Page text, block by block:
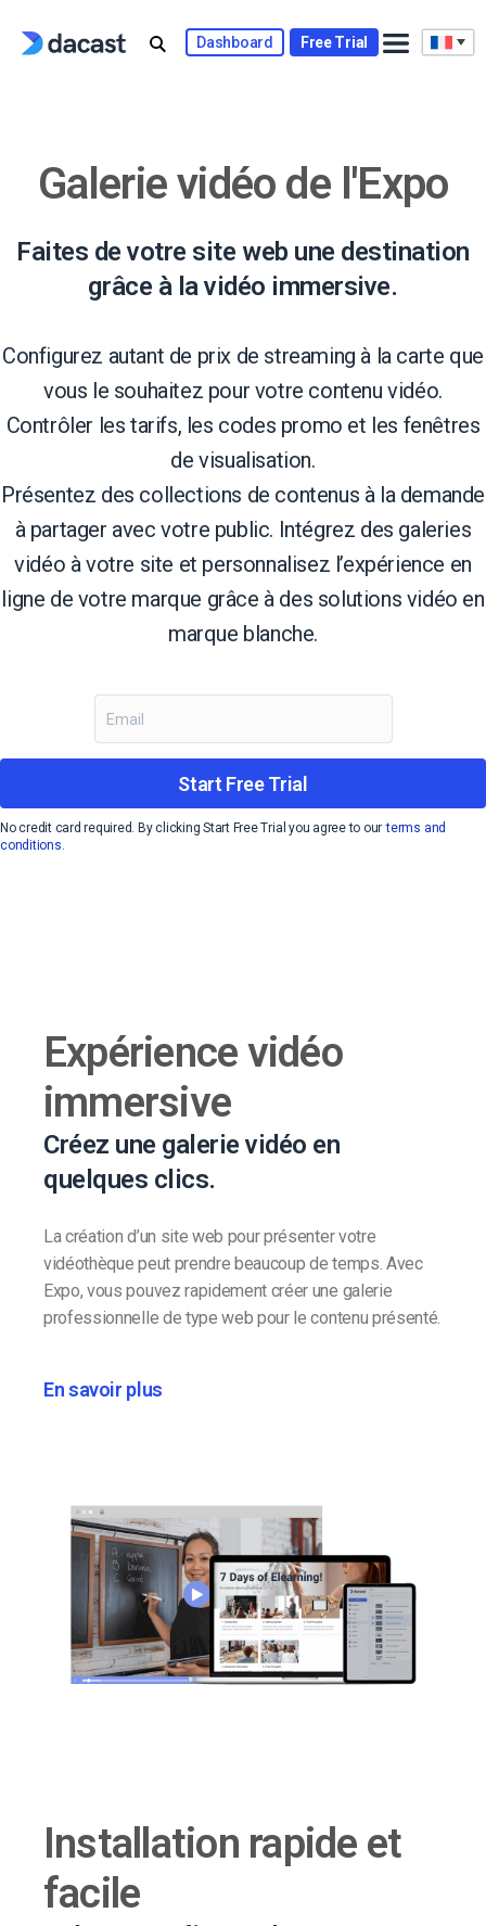
Dashboard Free Trial
Galerie vidéo de l'Expo
Faites de votre site web une destination
grâce à la vidéo immersive.
Configurez autant de prix de streaming à la carte que
vous le souhaitez pour votre contenu vidéo.
Contrôler les tarifs, les codes promo et les fenêtres
de visualisation.
Présentez des collections de contenus à la demande
à partager avec votre public. Intégrez des galeries
vidéo à votre site et personnalisez l’expérience en
ligne de votre marque grâce à des solutions vidéo en
marque blanche.
Start Free Trial
No credit card required. By clicking Start Free Trial you agree to our terms and
conditions.
Expérience vidéo
immersive
Créez une galerie vidéo en
quelques clics.
La création d’un site web pour présenter votre
vidéothèque peut prendre beaucoup de temps. Avec
Expo, vous pouvez rapidement créer une galerie
professionnelle de type web pour le contenu présenté.
En savoir plus
Installation rapide et
facile